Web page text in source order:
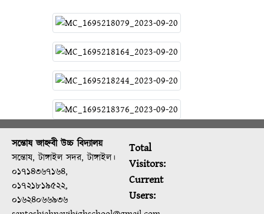
সন্তোষ জাহ্নবী উচ্চ বিদ্যালয়
সন্তোষ, টাঙ্গাইল সদর, টাঙ্গাইল।
০১৭১৪৩৬৭১৬৪,
০১৭২১৮১৯৫২২,
০১৬২৪০৬৬৯৩৬
Total
Visitors:
Current
Users: